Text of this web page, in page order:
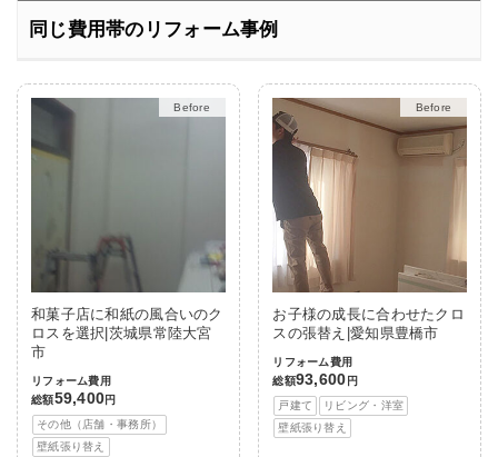
同じ費用帯のリフォーム事例
After
和菓子店に和紙の風合いのク
ロスを選択|茨城県常陸大宮
市
リフォーム費用
総額59,400円
その他（店舗・事務所）
壁紙張り替え
After
お子様の成長に合わせたクロ
スの張替え|愛知県豊橋市
リフォーム費用
総額93,600 円
戸建て
リビング・洋室
壁紙張り替え